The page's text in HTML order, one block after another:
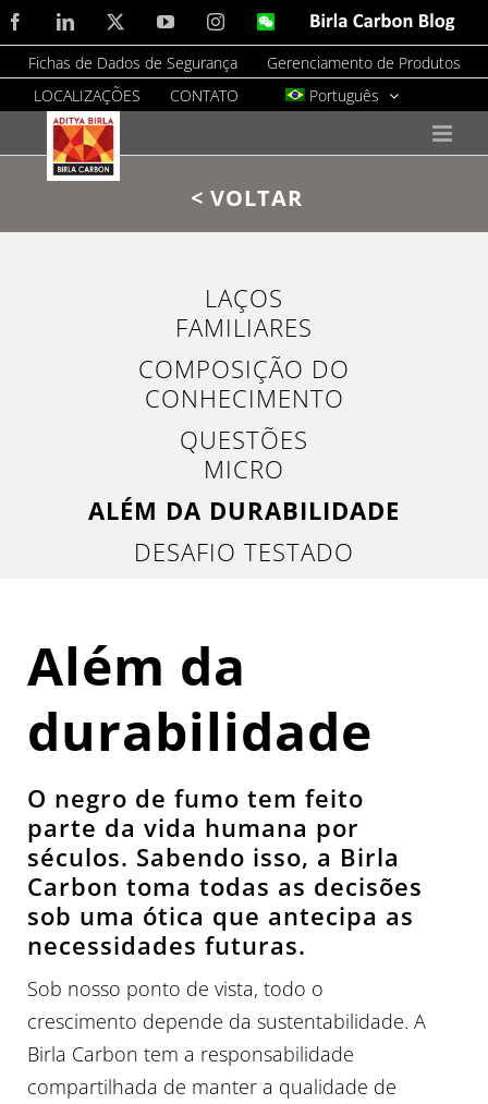
Skip
to
content
FacebookLinkedIn YouTubeInstagramWeChatBirla
Blog
Fichas de Dados de Segurança
Gerenciamento de Produtos
LOCALIZAÇÕES
CONTATO Português
< VOLTAR
LAÇOS
FAMILIARES
COMPOSIÇÃO DO
CONHECIMENTO
QUESTÕES
MICRO
ALÉM DA DURABILIDADE
DESAFIO TESTADO
Além da
durabilidade
O negro de fumo tem feito
parte da vida humana por
séculos. Sabendo isso, a Birla
Carbon toma todas as decisões
sob uma ótica que antecipa as
necessidades futuras.
Sob nosso ponto de vista, todo o
crescimento depende da sustentabilidade. A
Birla Carbon tem a responsabilidade
compartilhada de manter a qualidade de